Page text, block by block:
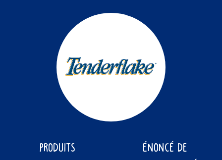
PRODUITS
ÉNONCÉ DE